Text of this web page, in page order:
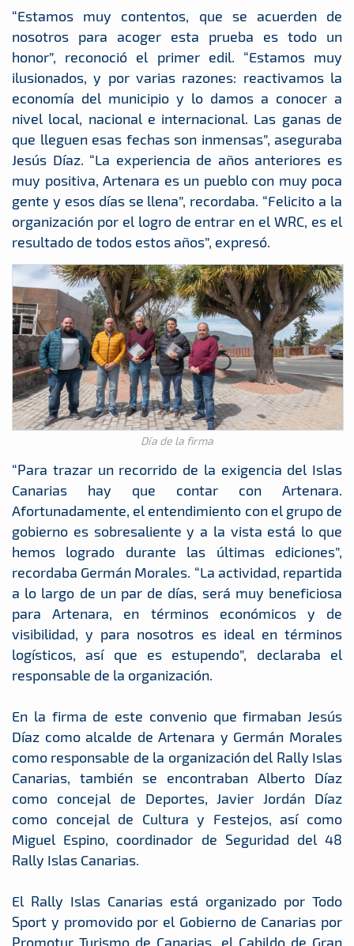
“Estamos muy contentos, que se acuerden de
nosotros para acoger esta prueba es todo un
honor”, reconoció el primer edil. “Estamos muy
ilusionados, y por varias razones: reactivamos la
economía del municipio y lo damos a conocer a
nivel local, nacional e internacional. Las ganas de
que lleguen esas fechas son inmensas”, aseguraba
Jesús Díaz. “La experiencia de años anteriores es
muy positiva, Artenara es un pueblo con muy poca
gente y esos días se llena”, recordaba. “Felicito a la
organización por el logro de entrar en el WRC, es el
resultado de todos estos años”, expresó.
Día de la firma
“Para trazar un recorrido de la exigencia del Islas
Canarias hay que contar con Artenara.
Afortunadamente, el entendimiento con el grupo de
gobierno es sobresaliente y a la vista está lo que
hemos logrado durante las últimas ediciones”,
recordaba Germán Morales. “La actividad, repartida
a lo largo de un par de días, será muy beneficiosa
para Artenara, en términos económicos y de
visibilidad, y para nosotros es ideal en términos
logísticos, así que es estupendo”, declaraba el
responsable de la organización.
En la firma de este convenio que firmaban Jesús
Díaz como alcalde de Artenara y Germán Morales
como responsable de la organización del Rally Islas
Canarias, también se encontraban Alberto Díaz
como concejal de Deportes, Javier Jordán Díaz
como concejal de Cultura y Festejos, así como
Miguel Espino, coordinador de Seguridad del 48
Rally Islas Canarias.
El Rally Islas Canarias está organizado por Todo
Sport y promovido por el Gobierno de Canarias por
Promotur Turismo de Canarias, el Cabildo de Gran